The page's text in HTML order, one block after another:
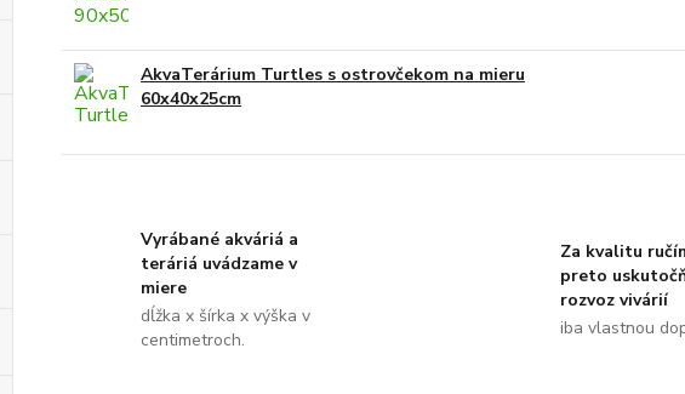
AkvaTerárium Turtles s ostrovčekom na mieru
60x40x25cm
Vyrábané akváriá a
teráriá uvádzame v
miere
dĺžka x šírka x výška v
centimetroch.
Za kvalitu
preto
rozvoz vivárií
iba vlastnou